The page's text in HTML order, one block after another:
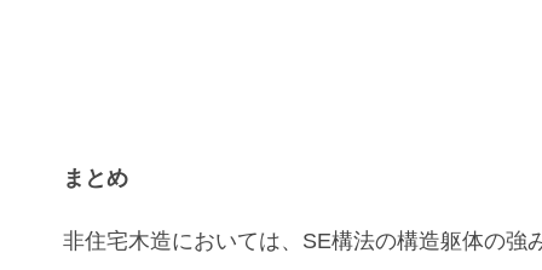
まとめ
非住宅木造においては、SE構法の構造躯体の強